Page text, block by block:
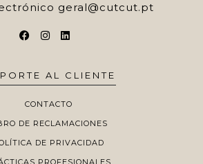
geral@cutcut.pt
AL CLIENTE
CONTACTO
DE RECLAMACIONES
DE PRIVACIDAD
PROFESIONALES